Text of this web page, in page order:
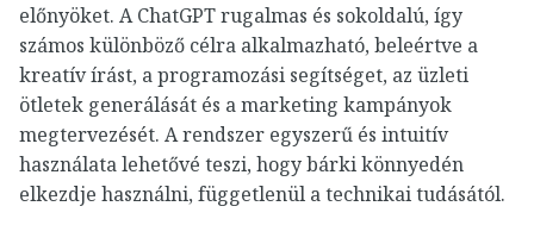
előnyöket. A ChatGPT rugalmas és sokoldalú, így
számos különböző célra alkalmazható, beleértve a
kreatív írást, a programozási segítséget, az üzleti
ötletek generálását és a marketing kampányok
megtervezését. A rendszer egyszerű és intuitív
használata lehetővé teszi, hogy bárki könnyedén
elkezdje használni, függetlenül a technikai tudásától.